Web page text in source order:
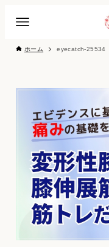
ホーム eyecatch-25534